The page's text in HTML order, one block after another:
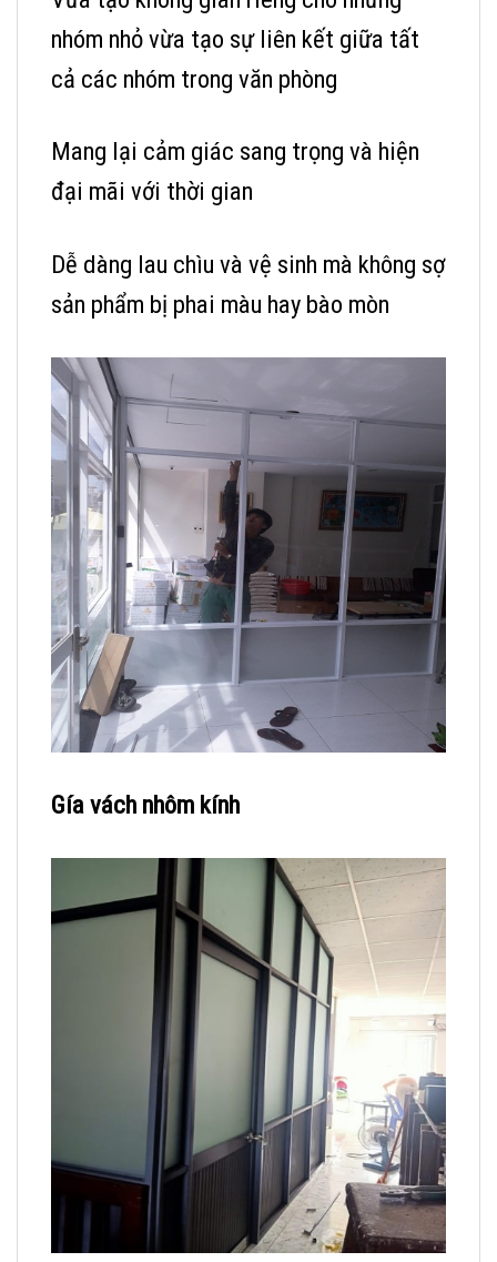
nhóm nhỏ vừa tạo sự liên kết giữa tất
cả các nhóm trong văn phòng
Mang lại cảm giác sang trọng và hiện
đại mãi với thời gian
Dễ dàng lau chìu và vệ sinh mà không sợ
sản phẩm bị phai màu hay bào mòn
Gía vách nhôm kính